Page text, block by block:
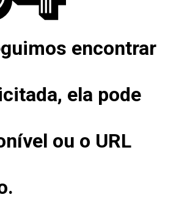
encontrar
ela pode
ou o URL